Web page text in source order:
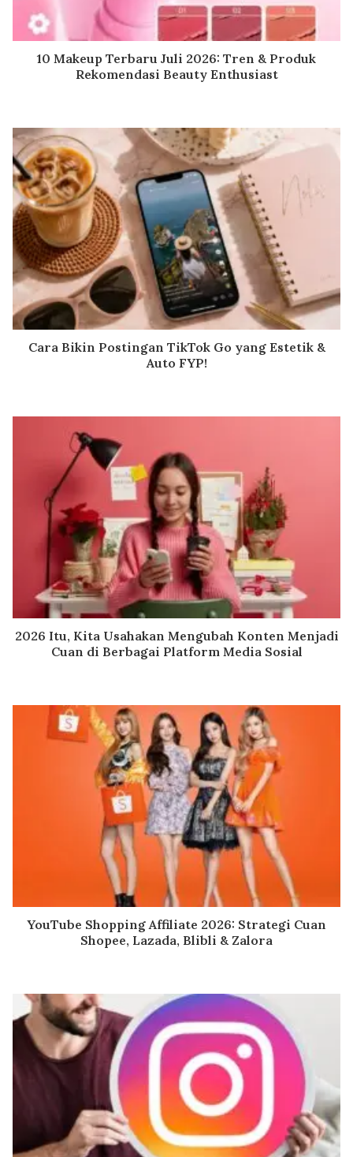
10 Makeup Terbaru Juli 2026: Tren & Produk
Rekomendasi Beauty Enthusiast
Cara Bikin Postingan TikTok Go yang Estetik &
Auto FYP!
2026 Itu, Kita Usahakan Mengubah Konten Menjadi
Cuan di Berbagai Platform Media Sosial
YouTube Shopping Affiliate 2026: Strategi Cuan
Shopee, Lazada, Blibli & Zalora